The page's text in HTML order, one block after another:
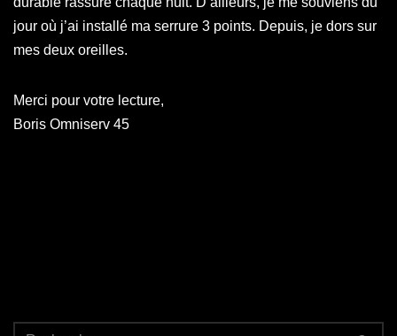
jour où j’ai installé ma serrure 3 points. Depuis, je dors sur
mes deux oreilles.
Merci pour votre lecture,
Boris Omniserv 45